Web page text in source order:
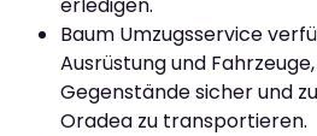
Baum Umzugsservice
Ausrüstung und
Gegenstände sicher und
Oradea zu transportieren.